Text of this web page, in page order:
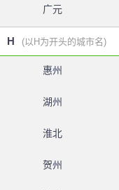
广元
H (以H为开头的城市名)
惠州
湖州
淮北
贺州